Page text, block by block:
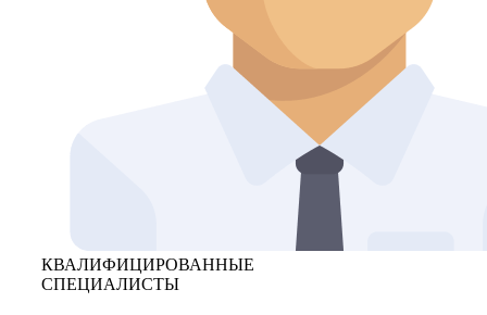
КВАЛИФИЦИРОВАННЫЕ
СПЕЦИАЛИСТЫ